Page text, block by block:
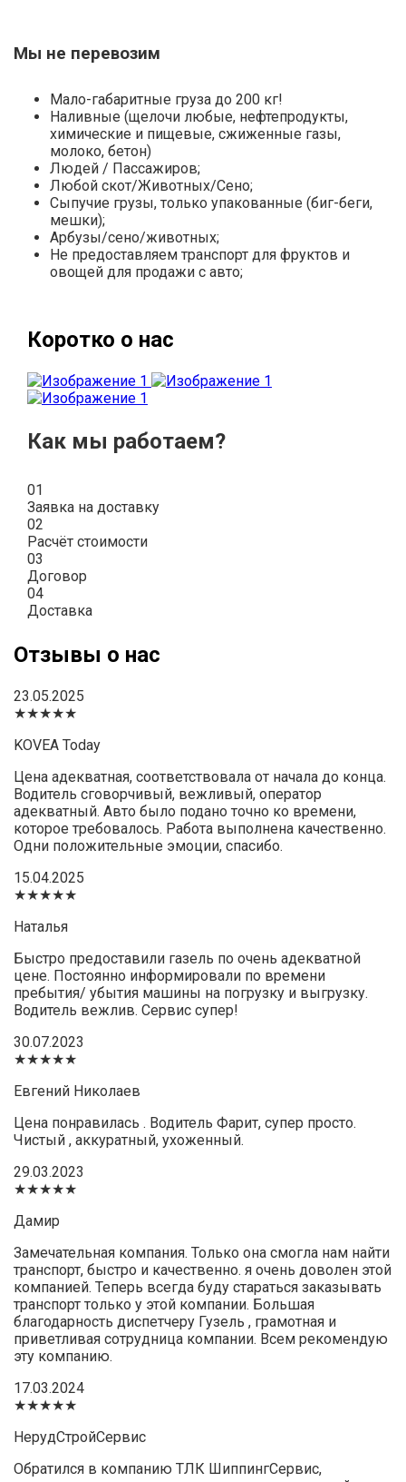
Мы не перевозим
Мало-габаритные груза до 200 кг!
Наливные (щелочи любые, нефтепродукты,
химические и пищевые, сжиженные газы,
молоко, бетон)
Людей / Пассажиров;
Любой скот/Животных/Сено;
Сыпучие грузы, только упакованные (биг-беги,
мешки);
Арбузы/сено/животных;
Не предоставляем транспорт для фруктов и
овощей для продажи с авто;
Коротко о нас
Как мы работаем?
01
Заявка на доставку
02
Расчёт стоимости
03
Договор
04
Доставка
Отзывы о нас
23.05.2025
★★★★★
KOVEA Today
Цена адекватная, соответствовала от начала до конца.
Водитель сговорчивый, вежливый, оператор
адекватный. Авто было подано точно ко времени,
которое требовалось. Работа выполнена качественно.
Одни положительные эмоции, спасибо.
15.04.2025
★★★★★
Наталья
Быстро предоставили газель по очень адекватной
цене. Постоянно информировали по времени
пребытия/ убытия машины на погрузку и выгрузку.
Водитель вежлив. Сервис супер!
30.07.2023
★★★★★
Евгений Николаев
Цена понравилась . Водитель Фарит, супер просто.
Чистый , аккуратный, ухоженный.
29.03.2023
★★★★★
Дамир
Замечательная компания. Только она смогла нам найти
транспорт, быстро и качественно. я очень доволен этой
компанией. Теперь всегда буду стараться заказывать
транспорт только у этой компании. Большая
благодарность диспетчеру Гузель , грамотная и
приветливая сотрудница компании. Всем рекомендую
эту компанию.
17.03.2024
★★★★★
НерудСтройСервис
Обратился в компанию ТЛК ШиппингСервис,